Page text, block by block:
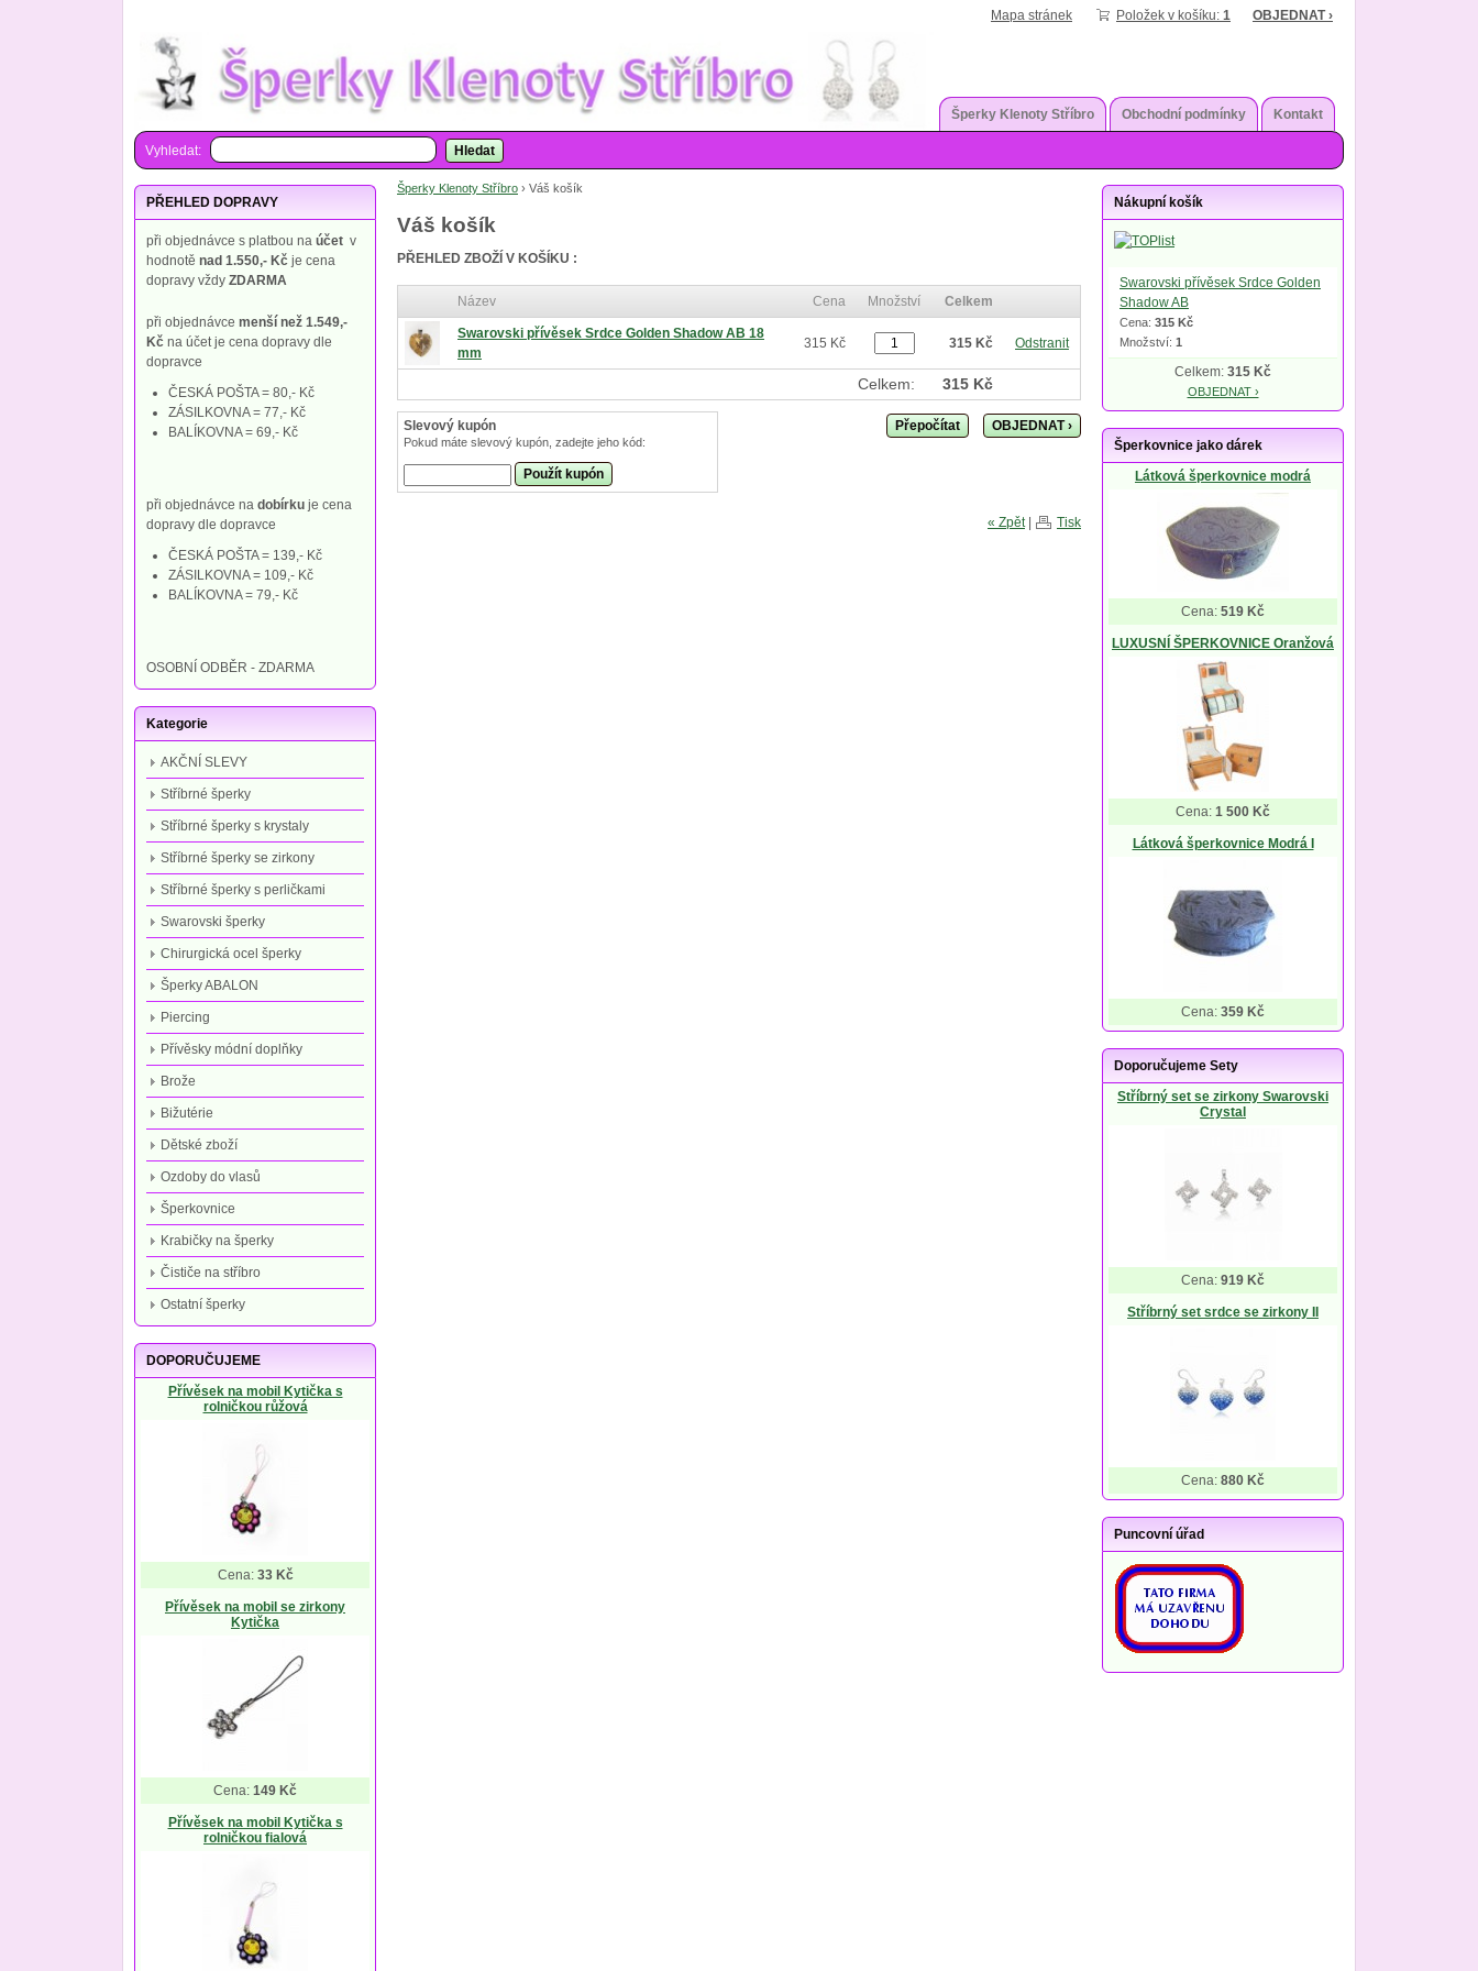
OBJEDNAT ›
Položek v košíku: 1
Mapa stránek
Vyhledat: Hledat
Šperky Klenoty Stříbro Obchodní podmínky Kontakt
Šperky Klenoty Stříbro › Váš košík
Váš košík
PŘEHLED ZBOŽÍ V KOŠÍKU :
Název Cena Množství Celkem
Swarovski přívěsek Srdce Golden Shadow AB 18
mm
315 Kč 315 Kč Odstranit
Celkem: 315 Kč
Slevový kupón
Pokud máte slevový kupón, zadejte jeho kód:
Použít kupón
Přepočítat OBJEDNAT ›
« Zpět| Tisk
PŘEHLED DOPRAVY
při objednávce s platbou na účet v
hodnotě nad 1.550,- Kč je cena
dopravy vždy ZDARMA
při objednávce menší než 1.549,-
Kč na účet je cena dopravy dle
dopravce
ČESKÁ POŠTA = 80,- Kč
ZÁSILKOVNA = 77,- Kč
BALÍKOVNA = 69,- Kč
při objednávce na dobírku je cena
dopravy dle dopravce
ČESKÁ POŠTA = 139,- Kč
ZÁSILKOVNA = 109,- Kč
BALÍKOVNA = 79,- Kč
OSOBNÍ ODBĚR - ZDARMA
Kategorie
AKČNÍ SLEVY
Stříbrné šperky
Stříbrné šperky s krystaly
Stříbrné šperky se zirkony
Stříbrné šperky s perličkami
Swarovski šperky
Chirurgická ocel šperky
Šperky ABALON
Piercing
Přívěsky módní doplňky
Brože
Bižutérie
Dětské zboží
Ozdoby do vlasů
Šperkovnice
Krabičky na šperky
Čističe na stříbro
Ostatní šperky
DOPORUČUJEME
Přívěsek na mobil Kytička s
rolničkou růžová
Cena: 33 Kč
Přívěsek na mobil se zirkony
Kytička
Cena: 149 Kč
Přívěsek na mobil Kytička s
rolničkou fialová
Nákupní košík
Swarovski přívěsek Srdce Golden
Shadow AB
Cena: 315 Kč
Množství: 1
Celkem: 315 Kč
OBJEDNAT ›
Šperkovnice jako dárek
Látková šperkovnice modrá
Cena: 519 Kč
LUXUSNÍ ŠPERKOVNICE Oranžová
Cena: 1 500 Kč
Látková šperkovnice Modrá I
Cena: 359 Kč
Doporučujeme Sety
Stříbrný set se zirkony Swarovski
Crystal
Cena: 919 Kč
Stříbrný set srdce se zirkony II
Cena: 880 Kč
Puncovní úřad